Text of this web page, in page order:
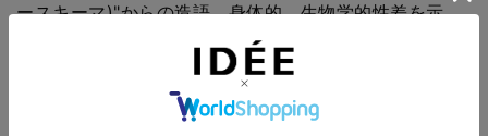
ースキーマ)"からの造語。身体的、生物学的性差を示
す"SEX"という言葉に対して、"Gender"とは社会的・文
化的な性差を意味し、"Schema"とは、わたしたちの脳
で情報処理をする過程で形成される思考の枠を意味して